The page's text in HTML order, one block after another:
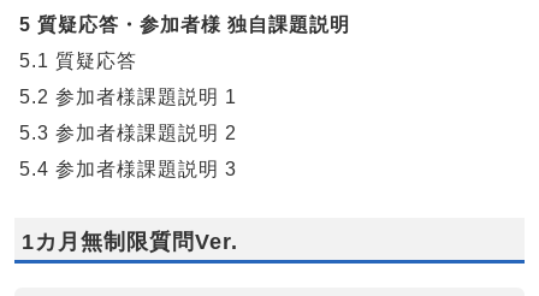
5 質疑応答・参加者様 独自課題説明
5.1 質疑応答
5.2 参加者様課題説明 1
5.3 参加者様課題説明 2
5.4 参加者様課題説明 3
1カ月無制限質問Ver.